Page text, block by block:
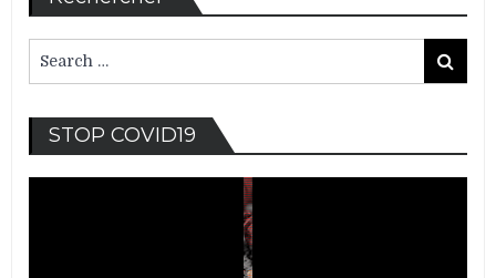
for:
Search
STOP COVID19